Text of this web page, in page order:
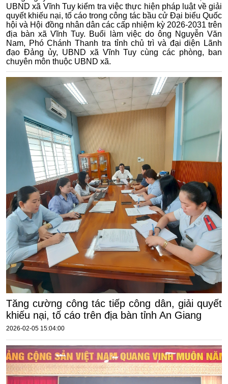
UBND xã Vĩnh Tuy kiểm tra việc thực hiện pháp luật về giải
quyết khiếu nại, tố cáo trong công tác bầu cử Đại biểu Quốc
hội và Hội đồng nhân dân các cấp nhiệm kỳ 2026-2031 trên
địa bàn xã Vĩnh Tuy. Buổi làm việc do ông Nguyễn Văn
Nam, Phó Chánh Thanh tra tỉnh chủ trì và đại diện Lãnh
đạo Đảng ủy, UBND xã Vĩnh Tuy cùng các phòng, ban
chuyên môn thuộc UBND xã.
Tăng cường công tác tiếp công dân, giải quyết
khiếu nại, tố cáo trên địa bàn tỉnh An Giang
2026-02-05 15:04:00